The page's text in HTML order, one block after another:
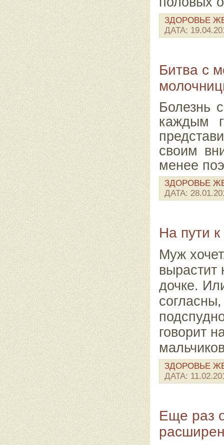
ЗДОРОВЬЕ
ДАТА:
Битва с
Болезнь
каждым
своим
менее
ЗДОРОВЬЕ
ДАТА:
На пути
Муж
дочке.
говорит
ЗДОРОВЬЕ
ДАТА:
Еще раз